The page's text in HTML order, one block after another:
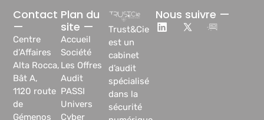
Trust&Cie
est un
cabinet
d’audit
spécialisé
dans la
sécurité
Plan du
site —
Accueil
Société
Les Offres
Audit
PASSI
Univers
Cyber
Contact
—
Centre
d’Affaires
Alta Rocca,
Bât A,
1120 route
de
Gémenos
Nous suivre —